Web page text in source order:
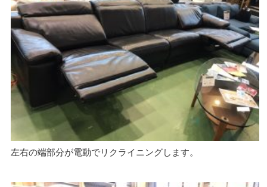
左右の端部分が電動でリクライニングします。